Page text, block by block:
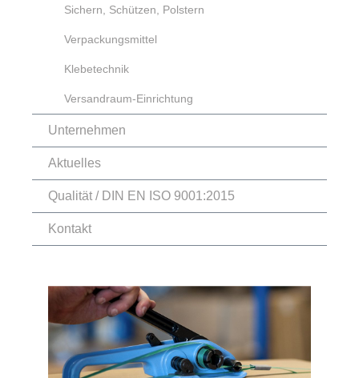
Sichern, Schützen, Polstern
Verpackungsmittel
Klebetechnik
Versandraum-Einrichtung
Unternehmen
Aktuelles
Qualität / DIN EN ISO 9001:2015
Kontakt